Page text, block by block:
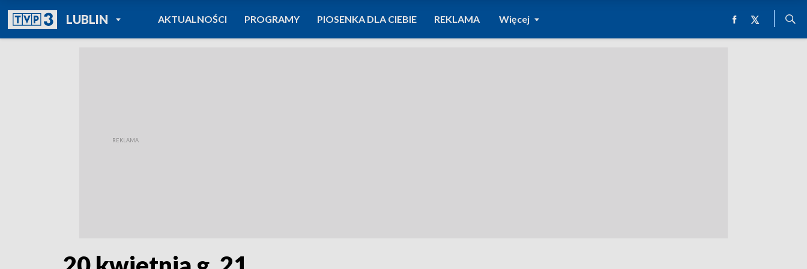
LUBLINPOWRÓT DO
TVP REGIONY
AKTUALNOŚCI PROGRAMY PIOSENKA DLA CIEBIE REKLAMA Więcej